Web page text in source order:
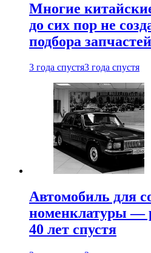
Многие
до сих пор не
подбора
3 года спустя3 года спустя
Автомобиль для
номенклатуры —
40 лет спустя